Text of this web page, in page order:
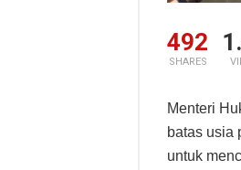
492
SHARES
Menteri
batas usia
untuk